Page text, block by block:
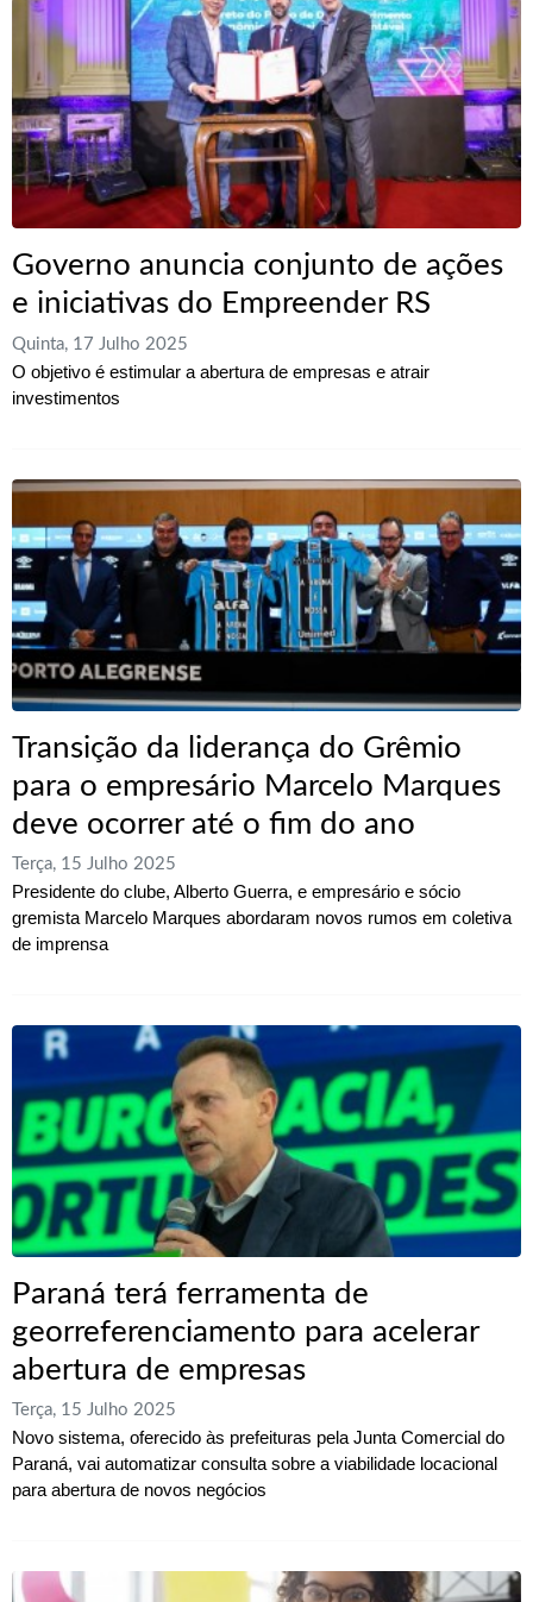
Governo anuncia conjunto de ações
e iniciativas do Empreender RS
Quinta, 17 Julho 2025
O objetivo é estimular a abertura de empresas e atrair
investimentos
Transição da liderança do Grêmio
para o empresário Marcelo Marques
deve ocorrer até o fim do ano
Terça, 15 Julho 2025
Presidente do clube, Alberto Guerra, e empresário e sócio
gremista Marcelo Marques abordaram novos rumos em coletiva
de imprensa
Paraná terá ferramenta de
georreferenciamento para acelerar
abertura de empresas
Terça, 15 Julho 2025
Novo sistema, oferecido às prefeituras pela Junta Comercial do
Paraná, vai automatizar consulta sobre a viabilidade locacional
para abertura de novos negócios